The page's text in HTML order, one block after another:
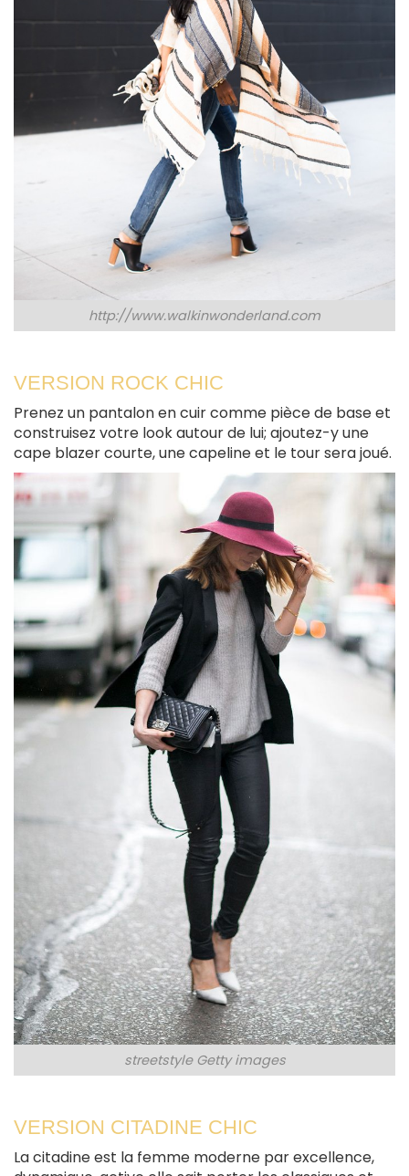
http://www.walkinwonderland.com
VERSION ROCK CHIC
Prenez un pantalon en cuir comme pièce de base et
construisez votre look autour de lui; ajoutez-y une
cape blazer courte, une capeline et le tour sera joué.
streetstyle Getty images
VERSION CITADINE CHIC
La citadine est la femme moderne par excellence,